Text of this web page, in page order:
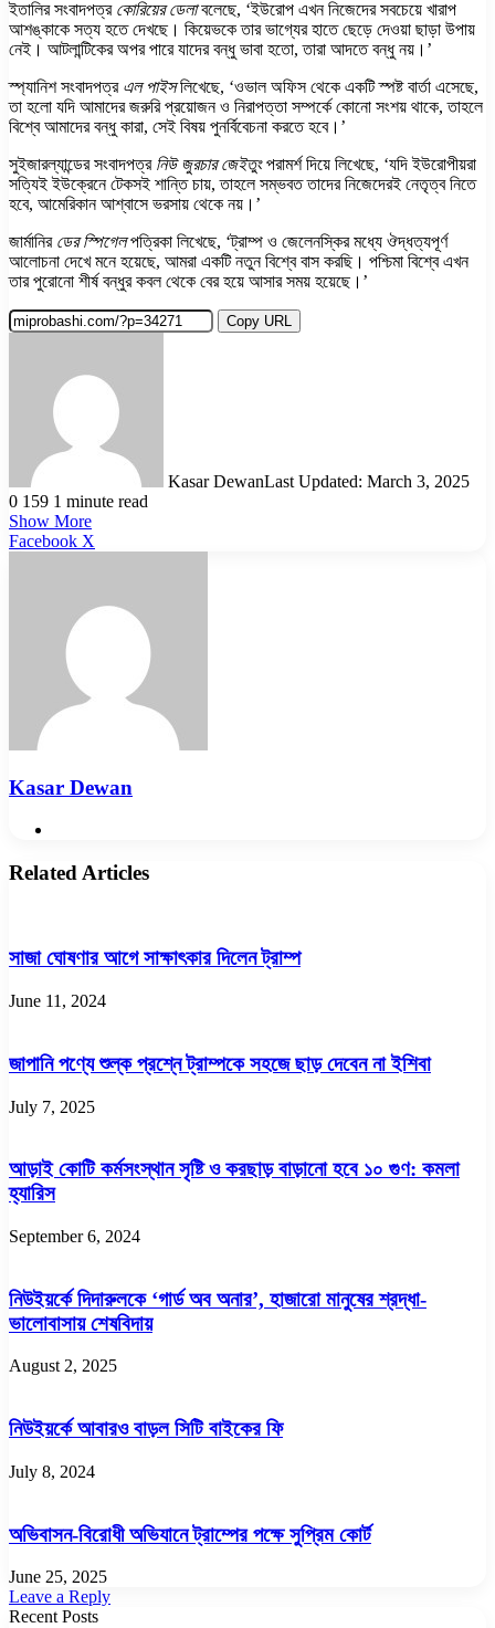
ইতালির সংবাদপত্র কোরিয়ের ডেলাবলেছে, ‘ইউরোপ এখন নিজেদের সবচেয়ে খারাপ
আশঙ্কাকে সত্য হতে দেখছে। কিয়েভকে তার ভাগ্যের হাতে ছেড়ে দেওয়া ছাড়া উপায়
নেই। আটলান্টিকের অপর পারে যাদের বন্ধু ভাবা হতো, তারা আদতে বন্ধু নয়।’
স্প্যানিশ সংবাদপত্র এল পাইসলিখেছে, ‘ওভাল অফিস থেকে একটি স্পষ্ট বার্তা এসেছে,
তা হলো যদি আমাদের জরুরি প্রয়োজন ও নিরাপত্তা সম্পর্কে কোনো সংশয় থাকে, তাহলে
বিশ্বে আমাদের বন্ধু কারা, সেই বিষয় পুনর্বিবেচনা করতে হবে।’
সুইজারল্যান্ডের সংবাদপত্র নিউ জুরচার জেইতুংপরামর্শ দিয়ে লিখেছে, ‘যদি ইউরোপীয়রা
সত্যিই ইউক্রেনে টেকসই শান্তি চায়, তাহলে সম্ভবত তাদের নিজেদেরই নেতৃত্ব নিতে
হবে, আমেরিকান আশ্বাসে ভরসায় থেকে নয়।’
জার্মানির ডের স্পিগেলপত্রিকা লিখেছে, ‘ট্রাম্প ও জেলেনস্কির মধ্যে ঔদ্ধত্যপূর্ণ
আলোচনা দেখে মনে হয়েছে, আমরা একটি নতুন বিশ্বে বাস করছি। পশ্চিমা বিশ্বে এখন
তার পুরোনো শীর্ষ বন্ধুর কবল থেকে বের হয়ে আসার সময় হয়েছে।’
Copy URL
Kasar DewanLast Updated: March 3, 2025
0 159 1 minute read
Show More
Facebook X
Kasar Dewan
Related Articles
সাজা ঘোষণার আগে সাক্ষাৎকার দিলেন ট্রাম্প
June 11, 2024
জাপানি পণ্যে শুল্ক প্রশ্নে ট্রাম্পকে সহজে ছাড় দেবেন না ইশিবা
July 7, 2025
আড়াই কোটি কর্মসংস্থান সৃষ্টি ও করছাড় বাড়ানো হবে ১০ গুণ: কমলা
হ্যারিস
September 6, 2024
নিউইয়র্কে দিদারুলকে ‘গার্ড অব অনার’, হাজারো মানুষের শ্রদ্ধা-
ভালোবাসায় শেষবিদায়
August 2, 2025
নিউইয়র্কে আবারও বাড়ল সিটি বাইকের ফি
July 8, 2024
অভিবাসন-বিরোধী অভিযানে ট্রাম্পের পক্ষে সুপ্রিম কোর্ট
June 25, 2025
Leave a Reply
Recent Posts